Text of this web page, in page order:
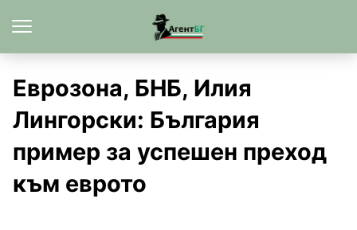
Еврозона, БНБ, Илия
Лингорски: България
пример за успешен преход
към еврото